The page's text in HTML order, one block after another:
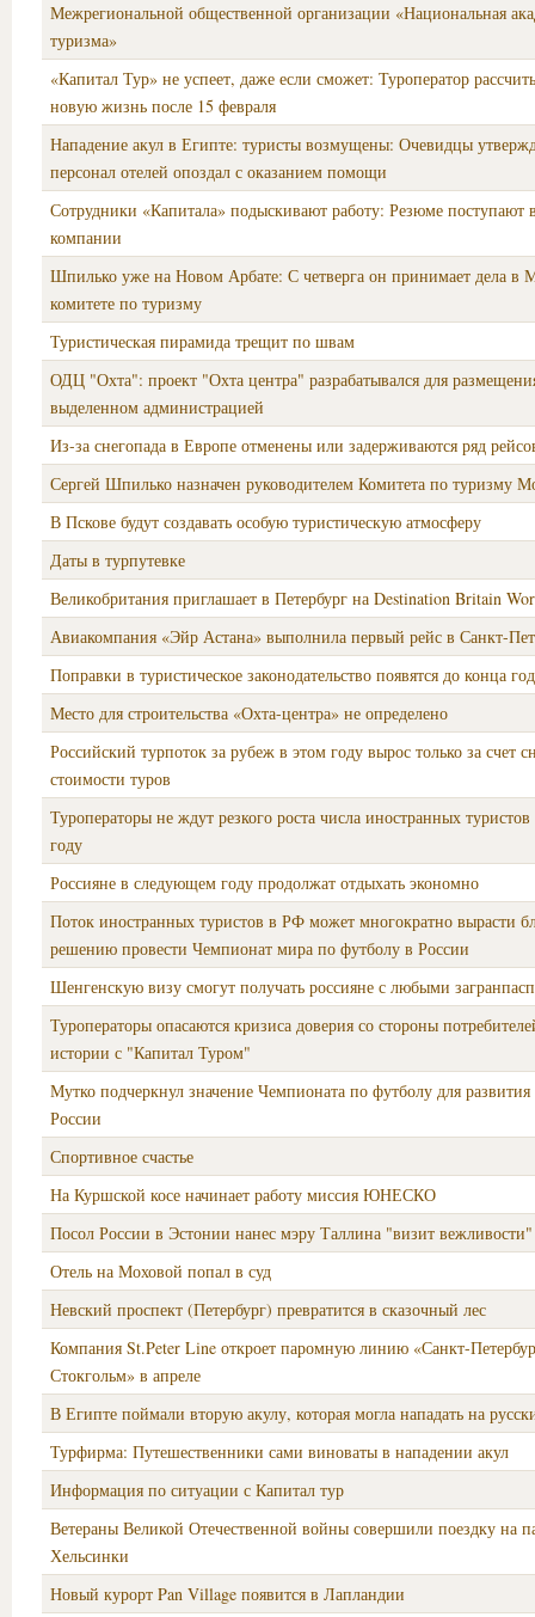
Межрегиональной общественной организации «Национальная
туризма»
«Капитал Тур» не успеет, даже если сможет: Туроператор
новую жизнь после 15 февраля
Нападение акул в Египте: туристы возмущены: Очевидцы
персонал отелей опоздал с оказанием помощи
Сотрудники «Капитала» подыскивают работу: Резюме поступают
компании
Шпилько уже на Новом Арбате: С четверга он принимает дела в
комитете по туризму
Туристическая пирамида трещит по швам
ОДЦ "Охта": проект "Охта центра" разрабатывался для
выделенном администрацией
Из-за снегопада в Европе отменены или задерживаются ряд
Сергей Шпилько назначен руководителем Комитета по туризму
В Пскове будут создавать особую туристическую атмосферу
Даты в турпутевке
Великобритания приглашает в Петербург на Destination Britain
Авиакомпания «Эйр Астана» выполнила первый рейс в Санкт-
Поправки в туристическое законодательство появятся до конца
Место для строительства «Охта-центра» не определено
Российский турпоток за рубеж в этом году вырос только за счет
стоимости туров
Туроператоры не ждут резкого роста числа иностранных
году
Россияне в следующем году продолжат отдыхать экономно
Поток иностранных туристов в РФ может многократно вырасти
решению провести Чемпионат мира по футболу в России
Шенгенскую визу смогут получать россияне с любыми
Туроператоры опасаются кризиса доверия со стороны
истории с "Капитал Туром"
Мутко подчеркнул значение Чемпионата по футболу для
России
Спортивное счастье
На Куршской косе начинает работу миссия ЮНЕСКО
Посол России в Эстонии нанес мэру Таллина "визит вежливости"
Отель на Моховой попал в суд
Невский проспект (Петербург) превратится в сказочный лес
Компания St.Peter Line откроет паромную линию «Санкт-
Стокгольм» в апреле
В Египте поймали вторую акулу, которая могла нападать на
Турфирма: Путешественники сами виноваты в нападении акул
Информация по ситуации с Капитал тур
Ветераны Великой Отечественной войны совершили поездку на
Хельсинки
Новый курорт Pan Village появится в Лапландии